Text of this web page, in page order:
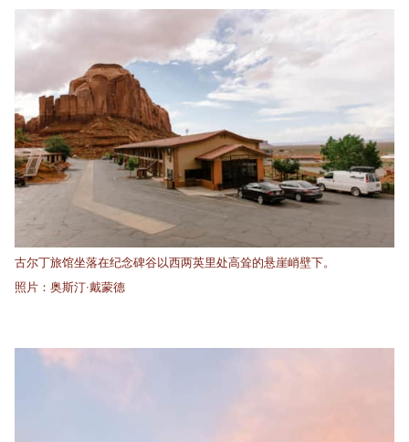
古尔丁旅馆坐落在纪念碑谷以西两英里处高耸的悬崖峭壁下。
照片：奥斯汀·戴蒙德